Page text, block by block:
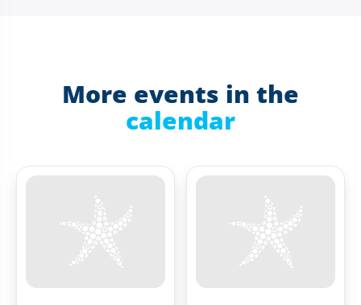
More events in the
calendar